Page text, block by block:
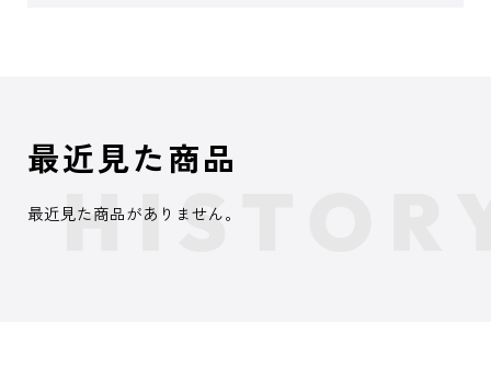
最近見た商品
最近見た商品がありません。